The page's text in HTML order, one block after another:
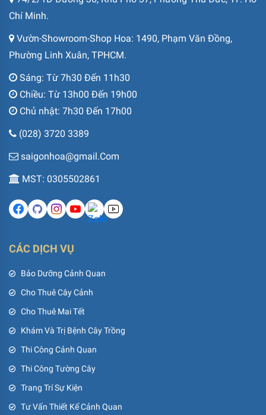
Chí Minh.
Vườn-Showroom-Shop Hoa: 1490, Phạm Văn Đồng,
Phường Linh Xuân, TPHCM.
Sáng: Từ 7h30 Đến 11h30
Chiều: Từ 13h00 Đến 19h00
Chủ nhật: 7h30 Đến 17h00
(028) 3720 3389
saigonhoa@gmail.Com
MST: 0305502861
CÁC DỊCH VỤ
Bảo Dưỡng Cảnh Quan
Cho Thuê Cây Cảnh
Cho Thuê Mai Tết
Khám Và Trị Bệnh Cây Trồng
Thi Công Cảnh Quan
Thi Công Tường Cây
Trang Trí Sự Kiện
Tư Vấn Thiết Kế Cảnh Quan